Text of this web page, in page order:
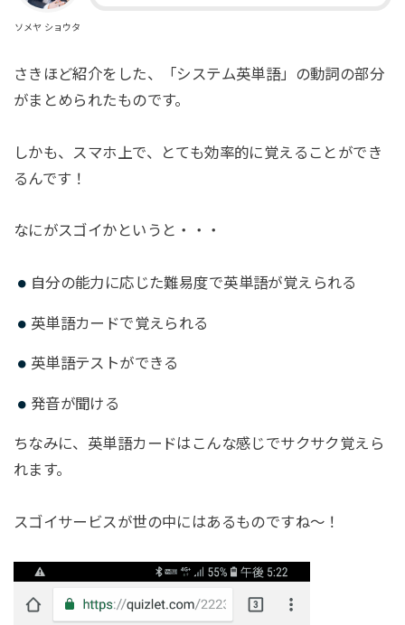
ソメヤ ショウタ
さきほど紹介をした、「システム英単語」の動詞の部分
がまとめられたものです。
しかも、スマホ上で、とても効率的に覚えることができ
るんです！
なにがスゴイかというと・・・
自分の能力に応じた難易度で英単語が覚えられる
英単語カードで覚えられる
英単語テストができる
発音が聞ける
ちなみに、英単語カードはこんな感じでサクサク覚えら
れます。
スゴイサービスが世の中にはあるものですね～！